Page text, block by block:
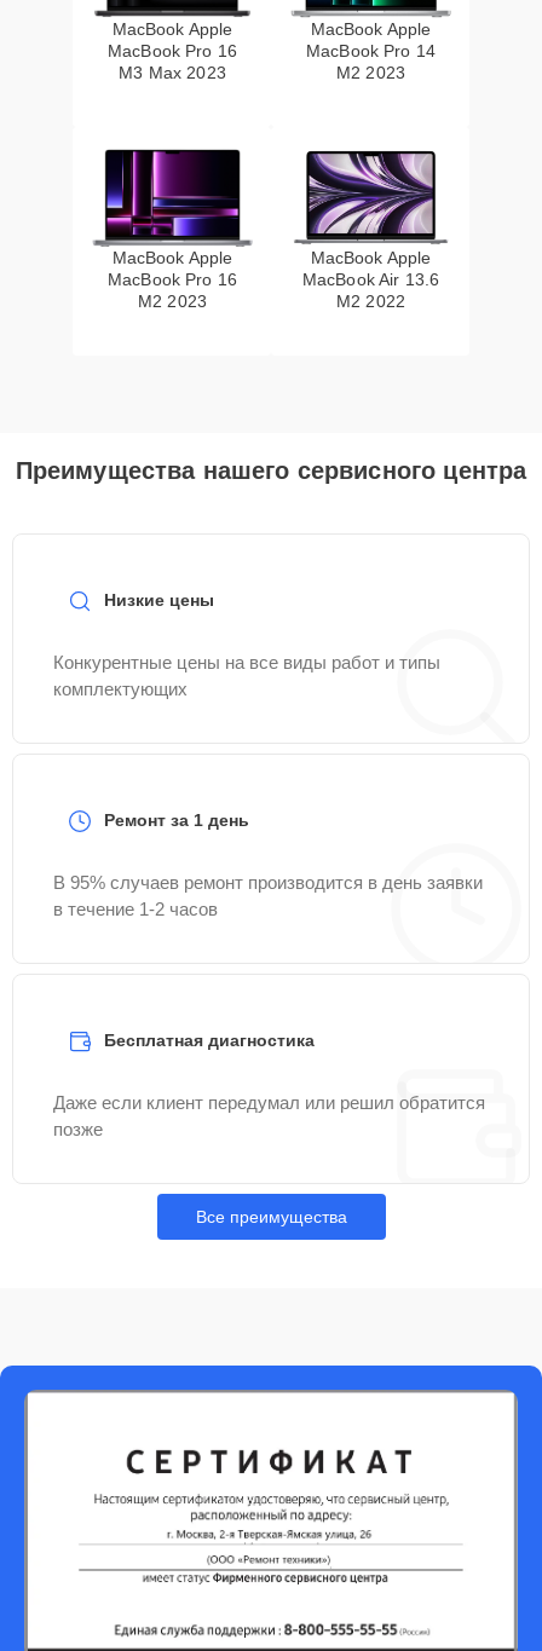
MacBook Apple
MacBook Pro 16
M3 Max 2023
MacBook Apple
MacBook Pro 14
M2 2023
MacBook Apple
MacBook Pro 16
M2 2023
MacBook Apple
MacBook Air 13.6
M2 2022
Преимущества нашего сервисного центра
Низкие цены
Конкурентные цены на все виды работ и типы
комплектующих
Ремонт за 1 день
В 95% случаев ремонт производится в день заявки
в течение 1-2 часов
Бесплатная диагностика
Даже если клиент передумал или решил обратится
позже
Все преимущества